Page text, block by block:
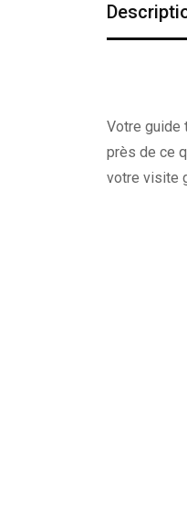
Votre guide
près de ce
votre visite